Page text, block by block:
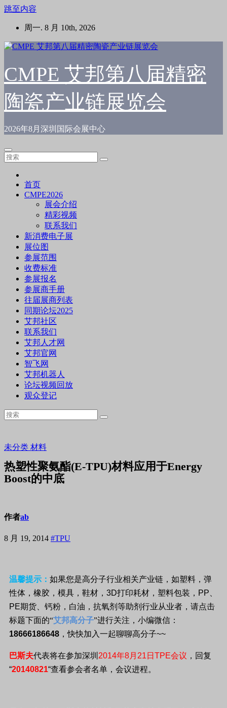
跳至内容
周一. 8 月 10th, 2026
CMPE 艾邦第八届精密
陶瓷产业链展览会
2026年8月深圳国际会展中心
首页
CMPE2026
展会介绍
精彩视频
联系我们
新消费电子展
展位图
参展范围
收费标准
参展报名
参展商手册
往届展商列表
同期论坛2025
艾邦社区
联系我们
艾邦人才网
艾邦官网
智飞网
艾邦机器人
论坛视频回放
观众登记
未分类 材料
热塑性聚氨酯(E-TPU)材料应用于Energy
Boost的中底
作者ab
8 月 19, 2014 #TPU
温馨提示： 如果您是高分子行业相关产业链，如塑料，弹
性体，橡胶，模具，鞋材， 3D打印耗材，塑料包装， PP
PE期货、钙粉，白油，抗氧剂等助剂行业从业者，请点击
标题下面的“艾邦高分子”进行关注，小编微信：
18666186648 ，快快加入一起聊聊高分子~~
巴斯夫代表将在参加深圳 2014年8月21日TPE会议 ，回复
“20140821“查看参会者名单，会议进程。